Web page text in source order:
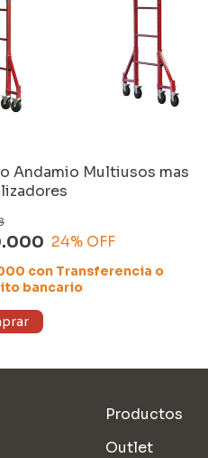
Andamio Multiusos mas
24% OFF
con Transferencia o
bancario
Productos
Outlet